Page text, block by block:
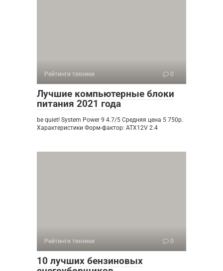
Рейтинги техники 0
Лучшие компьютерные блоки
питания 2021 года
be quiet! System Power 9 4.7/5 Средняя цена 5 750р.
Характеристики Форм-фактор: ATX12V 2.4
Рейтинги техники 0
10 лучших бензиновых